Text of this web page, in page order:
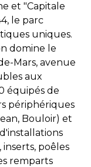
et "Capitale
le parc
uniques.
domine le
Mars, avenue
aux
équipés de
périphériques
Bouloir) et
poêles
remparts